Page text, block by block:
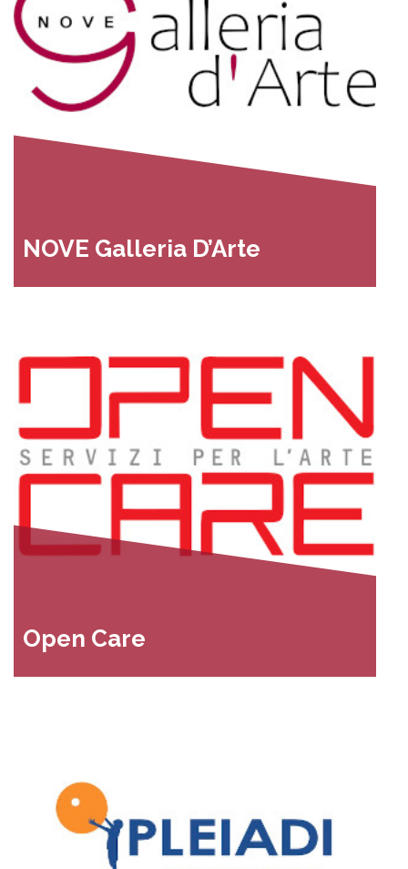
NOVE Galleria D’Arte
Open Care